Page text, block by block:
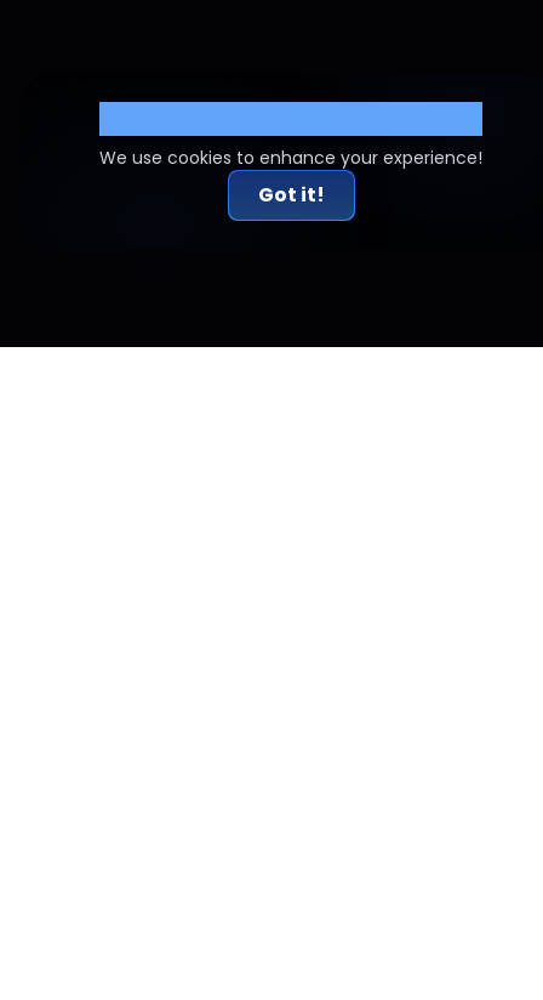
We use cookies to enhance your experience!
Got it!